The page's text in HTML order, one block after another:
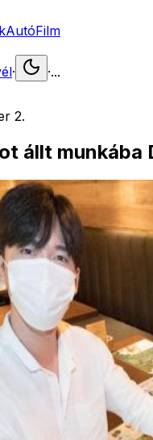
AutóFilm
· ·...
2.
állt munkába